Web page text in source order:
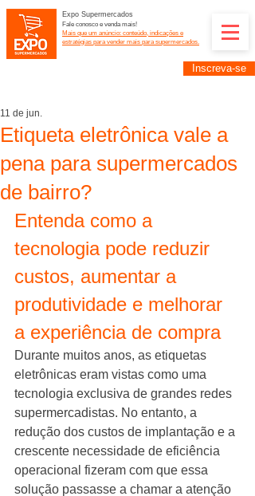
Expo Supermercados
Fale conosco e venda mais!
Mais que um anúncio: conteúdo, indicações e
estratégias para vender mais para supermercados.
Inscreva-se
Etiqueta eletrônica vale a
pena para supermercados
de bairro?
11 de jun.
Entenda como a
tecnologia pode reduzir
custos, aumentar a
produtividade e melhorar
a experiência de compra
Durante muitos anos, as etiquetas
eletrônicas eram vistas como uma
tecnologia exclusiva de grandes redes
supermercadistas. No entanto, a
redução dos custos de implantação e a
crescente necessidade de eficiência
operacional fizeram com que essa
solução passasse a chamar a atenção